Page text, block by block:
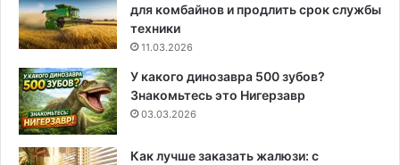
для комбайнов и продлить срок службы
техники
11.03.2026
У какого динозавра 500 зубов?
Знакомьтесь это Нигерзавр
03.03.2026
Как лучше заказать жалюзи: с